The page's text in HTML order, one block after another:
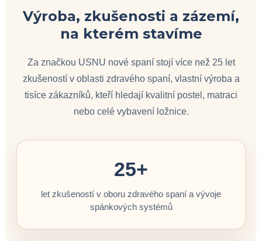
Výroba, zkušenosti a zázemí,
na kterém stavíme
Za značkou USNU nové spaní stojí více než 25 let
zkušeností v oblasti zdravého spaní, vlastní výroba a
tisíce zákazníků, kteří hledají kvalitní postel, matraci
nebo celé vybavení ložnice.
25+
let zkušeností v oboru zdravého spaní a vývoje
spánkových systémů